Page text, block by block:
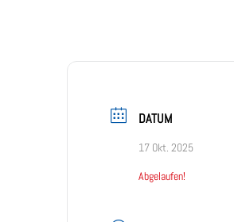
DATUM
17 Okt. 2025
Abgelaufen!